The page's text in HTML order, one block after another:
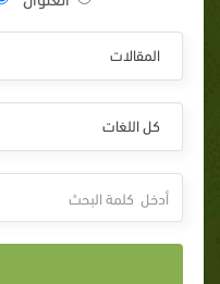
المقالات
كل اللغات